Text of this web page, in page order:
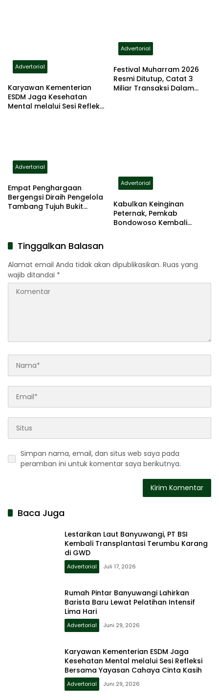
Advertorial
Karyawan Kementerian
ESDM Jaga Kesehatan
Mental melalui Sesi Refleksi
Advertorial
Festival Muharram 2026
Resmi Ditutup, Catat 3
Miliar Transaksi Dalam
Advertorial
Empat Penghargaan
Bergengsi Diraih Pengelola
Tambang Tujuh Bukit
Advertorial
Kabulkan Keinginan
Peternak, Pemkab
Bondowoso Kembali
Tinggalkan Balasan
Alamat email Anda tidak akan dipublikasikan. Ruas yang
wajib ditandai *
Simpan nama, email, dan situs web saya pada
peramban ini untuk komentar saya berikutnya.
Baca Juga
Lestarikan Laut Banyuwangi, PT BSI
Kembali Transplantasi Terumbu Karang
di GWD
Advertorial Juli 17, 2026
Rumah Pintar Banyuwangi Lahirkan
Barista Baru Lewat Pelatihan Intensif
Lima Hari
Advertorial Juni 29, 2026
Karyawan Kementerian ESDM Jaga
Kesehatan Mental melalui Sesi Refleksi
Bersama Yayasan Cahaya Cinta Kasih
Advertorial Juni 29, 2026